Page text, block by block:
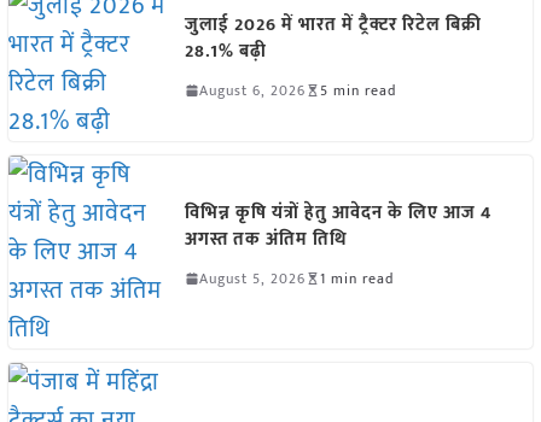
जुलाई 2026 में भारत में ट्रैक्टर रिटेल बिक्री
28.1% बढ़ी
August 6, 2026 5 min read
विभिन्न कृषि यंत्रों हेतु आवेदन के लिए आज 4
अगस्त तक अंतिम तिथि
August 5, 2026 1 min read